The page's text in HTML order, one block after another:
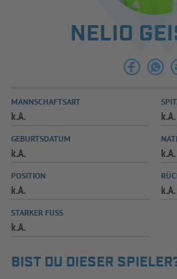
SPIELBETRIEB &
AUSBILDUNG & FÖRDERUNG
NELIO
MANNSCHAFTSART
k.A. k.A.
GEBURTSDATUM
k.A. k.A.
POSITION
k.A. k.A.
STARKER FUSS
k.A.
BIST DU DIESER